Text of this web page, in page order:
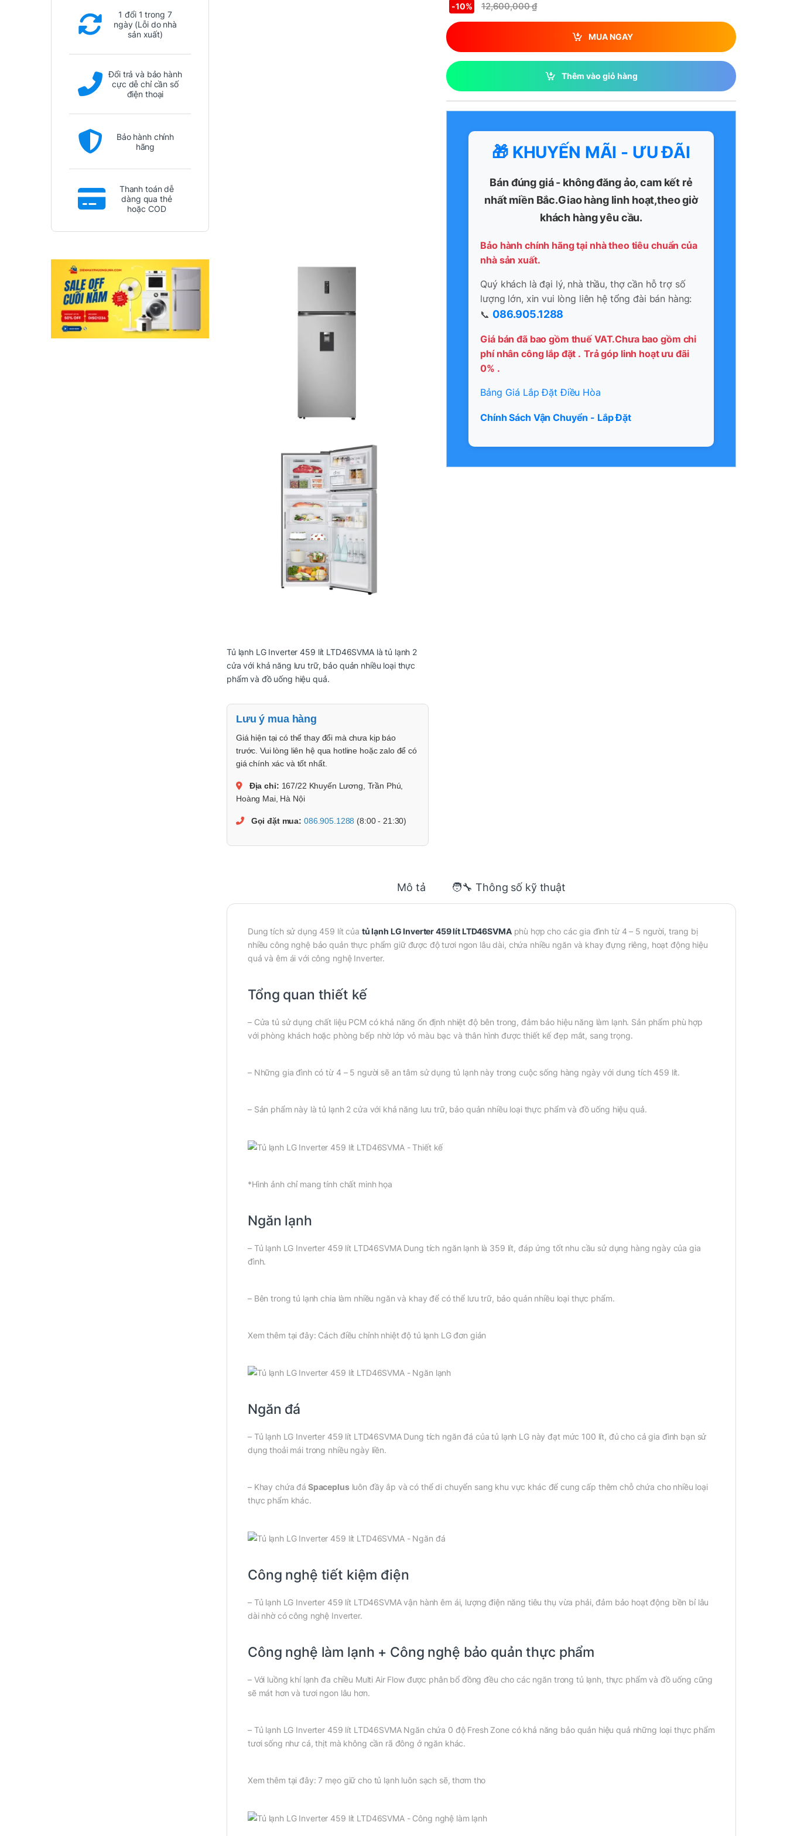
Tủ lạnh LG Inverter 459 lít LTD46SVMA là tủ lạnh 2
cửa với khả năng lưu trữ, bảo quản nhiều loại thực
phẩm và đồ uống hiệu quả.
Lưu ý mua hàng
Giá hiện tại có thể thay đổi mà chưa kịp báo
trước. Vui lòng liên hệ qua hotline hoặc zalo để có
giá chính xác và tốt nhất.
Địa chỉ: 167/22 Khuyến Lương, Trần Phú,
Hoàng Mai, Hà Nội
Gọi đặt mua: 086.905.1288 (8:00 - 21:30)
12,600,000₫
-10%
MUA NGAY
Thêm vào giỏ hàng
🎁 KHUYẾN MÃI - ƯU ĐÃI
Bán đúng giá - không đăng ảo, cam kết rẻ
nhất miền Bắc.Giao hàng linh hoạt,theo giờ
khách hàng yêu cầu.
Bảo hành chính hãng tại nhà theo tiêu chuẩn của
nhà sản xuất.
Quý khách là đại lý, nhà thầu, thợ cần hỗ trợ số
lượng lớn, xin vui lòng liên hệ tổng đài bán hàng:
📞 086.905.1288
Giá bán đã bao gồm thuế VAT.Chưa bao gồm chi
phí nhân công lắp đặt . Trả góp linh hoạt ưu đãi
0% .
Bảng Giá Lắp Đặt Điều Hòa
Chính Sách Vận Chuyển - Lắp Đặt
Mô tả 🧑‍🔧 Thông số kỹ thuật
Dung tích sử dụng 459 lít của tủ lạnh LG Inverter 459 lít LTD46SVMAphù hợp cho các gia đình từ 4 – 5 người, trang bị
nhiều công nghệ bảo quản thực phẩm giữ được độ tươi ngon lâu dài, chứa nhiều ngăn và khay đựng riêng, hoạt động hiệu
quả và êm ái với công nghệ Inverter.
Tổng quan thiết kế
– Cửa tủ sử dụng chất liệu PCM có khả năng ổn định nhiệt độ bên trong, đảm bảo hiệu năng làm lạnh. Sản phẩm phù hợp
với phòng khách hoặc phòng bếp nhờ lớp vỏ màu bạc và thân hình được thiết kế đẹp mắt, sang trọng.
– Những gia đình có từ 4 – 5 người sẽ an tâm sử dụng tủ lạnh này trong cuộc sống hàng ngày với dung tích 459 lít.
– Sản phẩm này là tủ lạnh 2 cửa với khả năng lưu trữ, bảo quản nhiều loại thực phẩm và đồ uống hiệu quả.
*Hình ảnh chỉ mang tính chất minh họa
Ngăn lạnh
– Tủ lạnh LG Inverter 459 lít LTD46SVMA Dung tích ngăn lạnh là 359 lít, đáp ứng tốt nhu cầu sử dụng hàng ngày của gia
đình.
– Bên trong tủ lạnh chia làm nhiều ngăn và khay để có thể lưu trữ, bảo quản nhiều loại thực phẩm.
Xem thêm tại đây: Cách điều chỉnh nhiệt độ tủ lạnh LG đơn giản
Ngăn đá
– Tủ lạnh LG Inverter 459 lít LTD46SVMA Dung tích ngăn đá của tủ lạnh LG này đạt mức 100 lít, đủ cho cả gia đình bạn sử
dụng thoải mái trong nhiều ngày liền.
– Khay chứa đá Spaceplusluôn đầy ắp và có thể di chuyển sang khu vực khác để cung cấp thêm chỗ chứa cho nhiều loại
thực phẩm khác.
Công nghệ tiết kiệm điện
– Tủ lạnh LG Inverter 459 lít LTD46SVMA vận hành êm ái, lượng điện năng tiêu thụ vừa phải, đảm bảo hoạt động bền bỉ lâu
dài nhờ có công nghệ Inverter.
Công nghệ làm lạnh + Công nghệ bảo quản thực phẩm
– Với luồng khí lạnh đa chiều Multi Air Flow được phân bổ đồng đều cho các ngăn trong tủ lạnh, thực phẩm và đồ uống cũng
sẽ mát hơn và tươi ngon lâu hơn.
– Tủ lạnh LG Inverter 459 lít LTD46SVMA Ngăn chứa 0 độ Fresh Zone có khả năng bảo quản hiệu quả những loại thực phẩm
tươi sống như cá, thịt mà không cần rã đông ở ngăn khác.
Xem thêm tại đây: 7 mẹo giữ cho tủ lạnh luôn sạch sẽ, thơm tho
1 đổi 1 trong 7
ngày (Lỗi do nhà
sản xuất)
Đổi trả và bảo hành
cực dễ chỉ cần số
điện thoại
Bảo hành chính
hãng
Thanh toán dễ
dàng qua thẻ
hoặc COD